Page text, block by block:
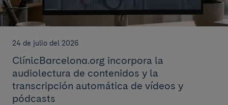
24 de julio del 2026
ClínicBarcelona.org incorpora la
audiolectura de contenidos y la
transcripción automática de vídeos y
pódcasts